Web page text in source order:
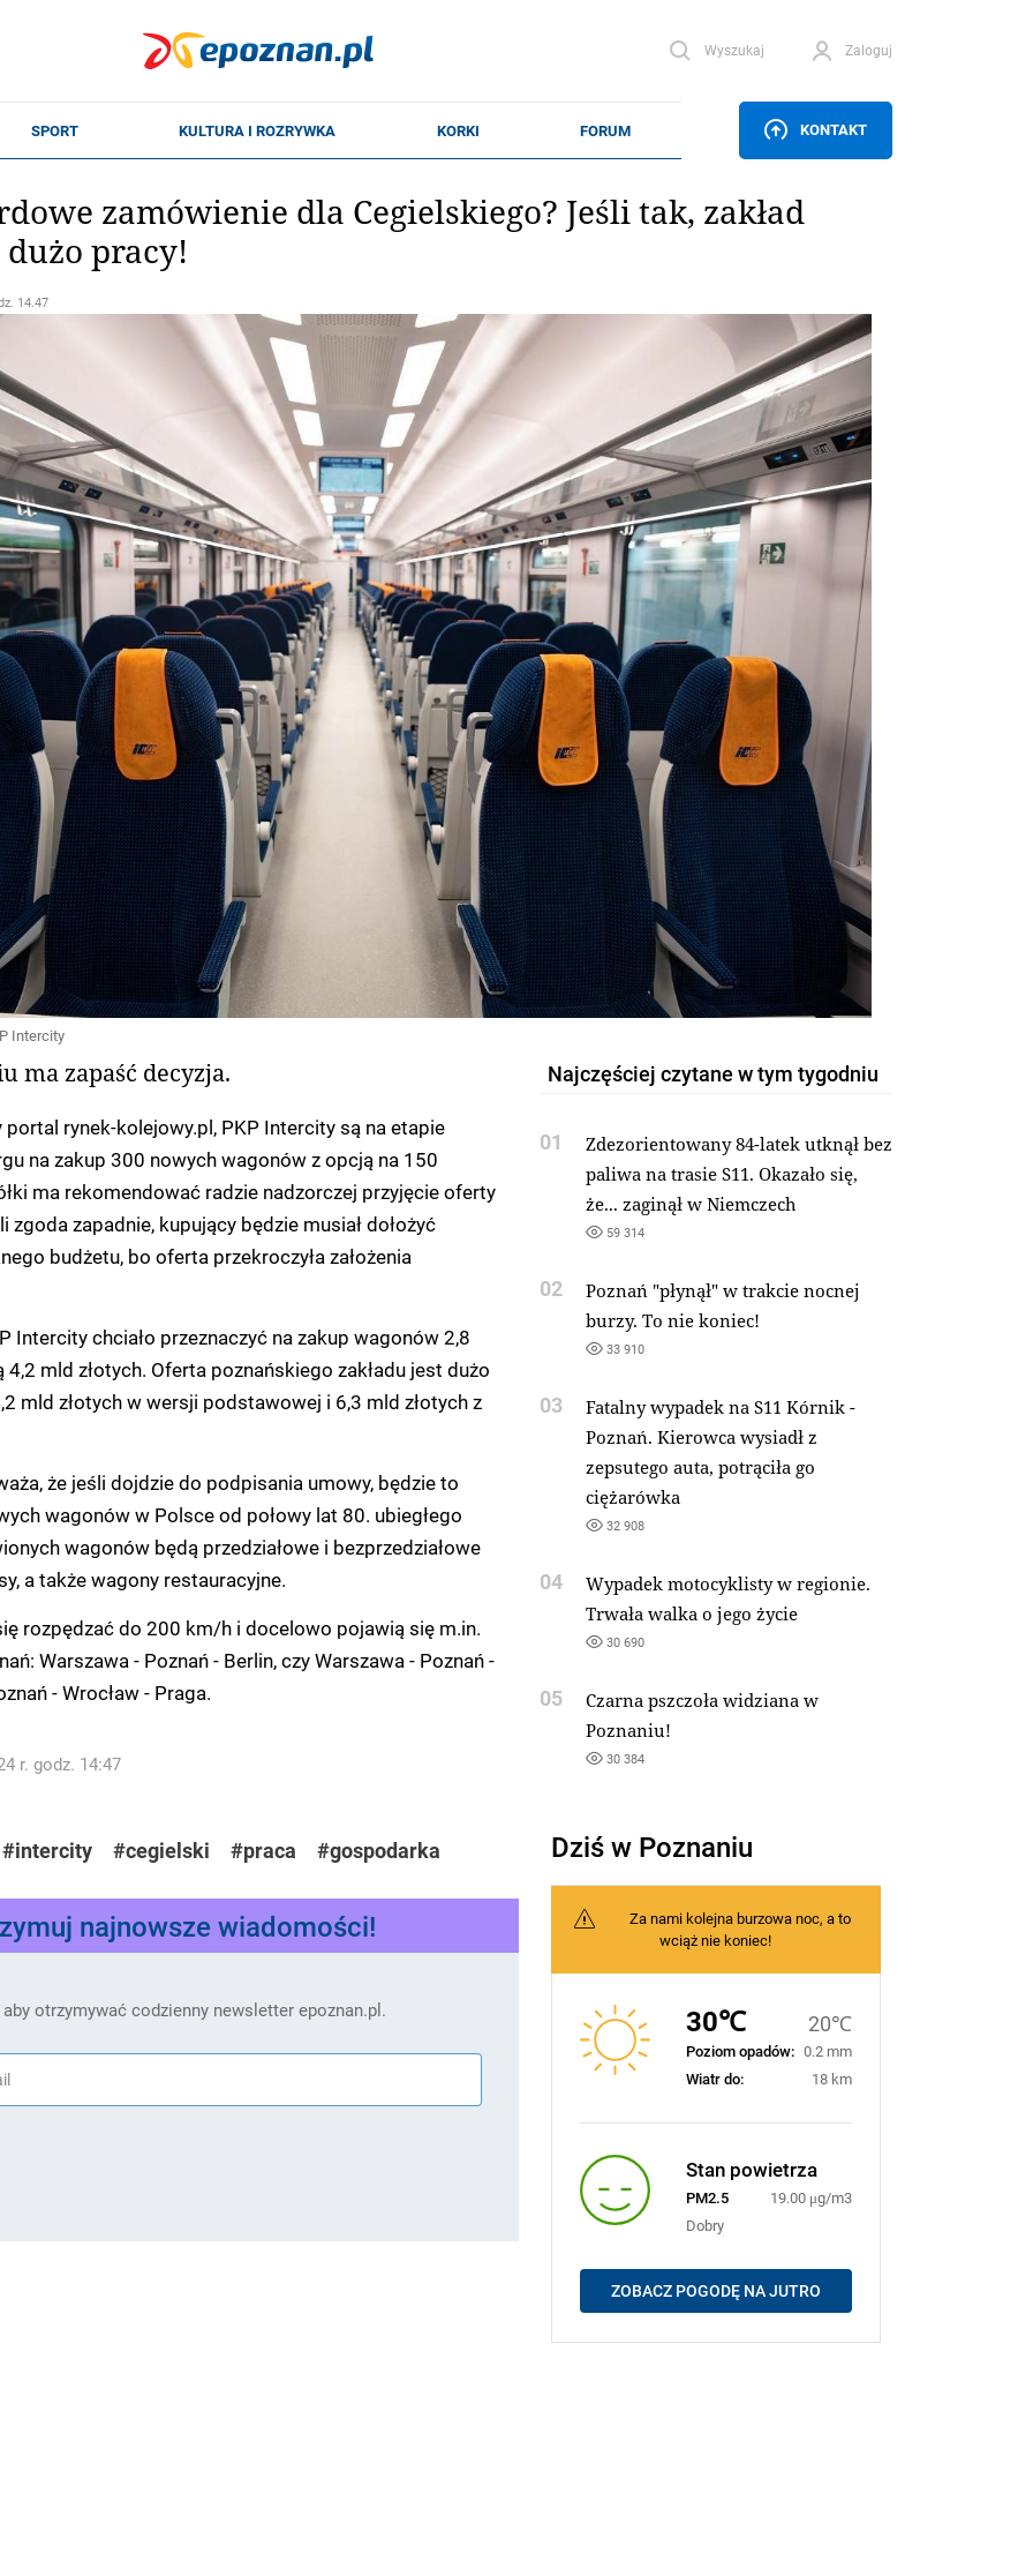
Wyszukaj Zaloguj
KONTAKT
zamówienie dla Cegielskiego? Jeśli tak, zakład
pracy!
14.47
Intercity
ma zapaść decyzja.
rynek-kolejowy.pl, PKP Intercity są na etapie
na zakup 300 nowych wagonów z opcją na 150
ma rekomendować radzie nadzorczej przyjęcie oferty
zgoda zapadnie, kupujący będzie musiał dołożyć
budżetu, bo oferta przekroczyła założenia
Intercity chciało przeznaczyć na zakup wagonów 2,8
4,2 mld złotych. Oferta poznańskiego zakładu jest dużo
mld złotych w wersji podstawowej i 6,3 mld złotych z
że jeśli dojdzie do podpisania umowy, będzie to
wagonów w Polsce od połowy lat 80. ubiegłego
wagonów będą przedziałowe i bezprzedziałowe
a także wagony restauracyjne.
rozpędzać do 200 km/h i docelowo pojawią się m.in.
Warszawa - Poznań - Berlin, czy Warszawa - Poznań -
- Wrocław - Praga.
r. godz. 14:47
#intercity #cegielski #praca #gospodarka
najnowsze wiadomości!
otrzymywać codzienny newsletter epoznan.pl.
Najczęściej czytane w tym tygodniu
01
Zdezorientowany 84-latek utknął bez
paliwa na trasie S11. Okazało się,
że... zaginął w Niemczech
59 314
02
Poznań "płynął" w trakcie nocnej
burzy. To nie koniec!
33 910
03
Fatalny wypadek na S11 Kórnik -
Poznań. Kierowca wysiadł z
zepsutego auta, potrąciła go
ciężarówka
32 908
04
Wypadek motocyklisty w regionie.
Trwała walka o jego życie
30 690
05
Czarna pszczoła widziana w
Poznaniu!
30 384
Dziś w Poznaniu
Za nami kolejna burzowa noc, a to
wciąż nie koniec!
30℃ 20℃
Poziom opadów: 0.2 mm
Wiatr do:
18 km
Stan powietrza
PM2.5
19.00 μg/m3
Dobry
ZOBACZ POGODĘ NA JUTRO